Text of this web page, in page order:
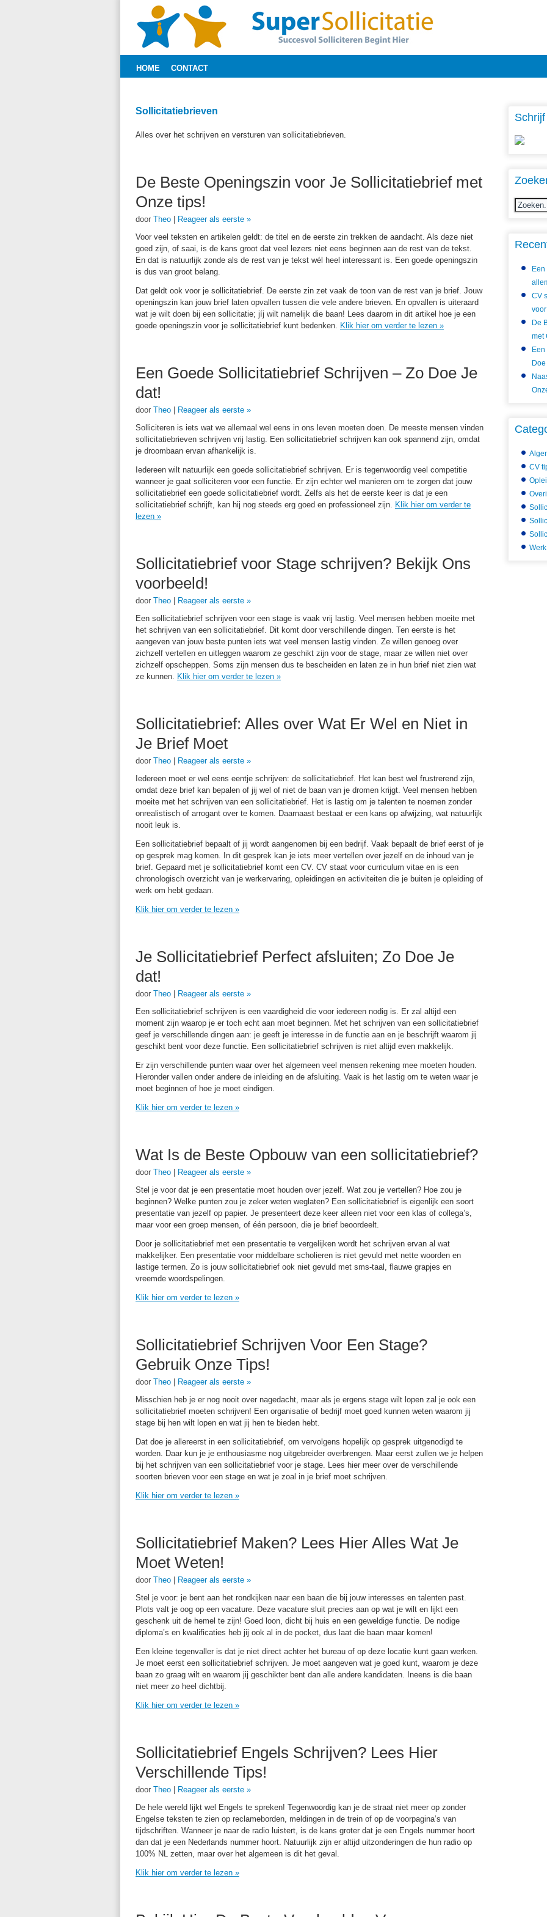
HOME CONTACT
Sollicitatiebrieven
Alles over het schrijven en versturen van sollicitatiebrieven.
De Beste Openingszin voor Je Sollicitatiebrief met
Onze tips!
door Theo
Reageer als eerste »
Voor veel teksten en artikelen geldt: de titel en de eerste zin trekken de aandacht. Als deze niet
goed zijn, of saai, is de kans groot dat veel lezers niet eens beginnen aan de rest van de tekst.
En dat is natuurlijk zonde als de rest van je tekst wél heel interessant is. Een goede openingszin
is dus van groot belang.
Dat geldt ook voor je sollicitatiebrief. De eerste zin zet vaak de toon van de rest van je brief. Jouw
openingszin kan jouw brief laten opvallen tussen die vele andere brieven. En opvallen is uiteraard
wat je wilt doen bij een sollicitatie; jíj wilt namelijk die baan! Lees daarom in dit artikel hoe je een
goede openingszin voor je sollicitatiebrief kunt bedenken. Klik hier om verder te lezen »
Een Goede Sollicitatiebrief Schrijven – Zo Doe Je
dat!
door Theo
Reageer als eerste »
Solliciteren is iets wat we allemaal wel eens in ons leven moeten doen. De meeste mensen vinden
sollicitatiebrieven schrijven vrij lastig. Een sollicitatiebrief schrijven kan ook spannend zijn, omdat
je droombaan ervan afhankelijk is.
Iedereen wilt natuurlijk een goede sollicitatiebrief schrijven. Er is tegenwoordig veel competitie
wanneer je gaat solliciteren voor een functie. Er zijn echter wel manieren om te zorgen dat jouw
sollicitatiebrief een goede sollicitatiebrief wordt. Zelfs als het de eerste keer is dat je een
sollicitatiebrief schrijft, kan hij nog steeds erg goed en professioneel zijn. Klik hier om verder te
lezen »
Sollicitatiebrief voor Stage schrijven? Bekijk Ons
voorbeeld!
door Theo
Reageer als eerste »
Een sollicitatiebrief schrijven voor een stage is vaak vrij lastig. Veel mensen hebben moeite met
het schrijven van een sollicitatiebrief. Dit komt door verschillende dingen. Ten eerste is het
aangeven van jouw beste punten iets wat veel mensen lastig vinden. Ze willen genoeg over
zichzelf vertellen en uitleggen waarom ze geschikt zijn voor de stage, maar ze willen niet over
zichzelf opscheppen. Soms zijn mensen dus te bescheiden en laten ze in hun brief niet zien wat
ze kunnen. Klik hier om verder te lezen »
Sollicitatiebrief: Alles over Wat Er Wel en Niet in
Je Brief Moet
door Theo
Reageer als eerste »
Iedereen moet er wel eens eentje schrijven: de sollicitatiebrief. Het kan best wel frustrerend zijn,
omdat deze brief kan bepalen of jij wel of niet de baan van je dromen krijgt. Veel mensen hebben
moeite met het schrijven van een sollicitatiebrief. Het is lastig om je talenten te noemen zonder
onrealistisch of arrogant over te komen. Daarnaast bestaat er een kans op afwijzing, wat natuurlijk
nooit leuk is.
Een sollicitatiebrief bepaalt of jij wordt aangenomen bij een bedrijf. Vaak bepaalt de brief eerst of je
op gesprek mag komen. In dit gesprek kan je iets meer vertellen over jezelf en de inhoud van je
brief. Gepaard met je sollicitatiebrief komt een CV. CV staat voor curriculum vitae en is een
chronologisch overzicht van je werkervaring, opleidingen en activiteiten die je buiten je opleiding of
werk om hebt gedaan.
Klik hier om verder te lezen »
Je Sollicitatiebrief Perfect afsluiten; Zo Doe Je
dat!
door Theo
Reageer als eerste »
Een sollicitatiebrief schrijven is een vaardigheid die voor iedereen nodig is. Er zal altijd een
moment zijn waarop je er toch echt aan moet beginnen. Met het schrijven van een sollicitatiebrief
geef je verschillende dingen aan: je geeft je interesse in de functie aan en je beschrijft waarom jij
geschikt bent voor deze functie. Een sollicitatiebrief schrijven is niet altijd even makkelijk.
Er zijn verschillende punten waar over het algemeen veel mensen rekening mee moeten houden.
Hieronder vallen onder andere de inleiding en de afsluiting. Vaak is het lastig om te weten waar je
moet beginnen of hoe je moet eindigen.
Klik hier om verder te lezen »
Wat Is de Beste Opbouw van een sollicitatiebrief?
door Theo
Reageer als eerste »
Stel je voor dat je een presentatie moet houden over jezelf. Wat zou je vertellen? Hoe zou je
beginnen? Welke punten zou je zeker weten weglaten? Een sollicitatiebrief is eigenlijk een soort
presentatie van jezelf op papier. Je presenteert deze keer alleen niet voor een klas of collega’s,
maar voor een groep mensen, of één persoon, die je brief beoordeelt.
Door je sollicitatiebrief met een presentatie te vergelijken wordt het schrijven ervan al wat
makkelijker. Een presentatie voor middelbare scholieren is niet gevuld met nette woorden en
lastige termen. Zo is jouw sollicitatiebrief ook niet gevuld met sms-taal, flauwe grapjes en
vreemde woordspelingen.
Klik hier om verder te lezen »
Sollicitatiebrief Schrijven Voor Een Stage?
Gebruik Onze Tips!
door Theo
Reageer als eerste »
Misschien heb je er nog nooit over nagedacht, maar als je ergens stage wilt lopen zal je ook een
sollicitatiebrief moeten schrijven! Een organisatie of bedrijf moet goed kunnen weten waarom jij
stage bij hen wilt lopen en wat jij hen te bieden hebt.
Dat doe je allereerst in een sollicitatiebrief, om vervolgens hopelijk op gesprek uitgenodigd te
worden. Daar kun je je enthousiasme nog uitgebreider overbrengen. Maar eerst zullen we je helpen
bij het schrijven van een sollicitatiebrief voor je stage. Lees hier meer over de verschillende
soorten brieven voor een stage en wat je zoal in je brief moet schrijven.
Klik hier om verder te lezen »
Sollicitatiebrief Maken? Lees Hier Alles Wat Je
Moet Weten!
door Theo
Reageer als eerste »
Stel je voor: je bent aan het rondkijken naar een baan die bij jouw interesses en talenten past.
Plots valt je oog op een vacature. Deze vacature sluit precies aan op wat je wilt en lijkt een
geschenk uit de hemel te zijn! Goed loon, dicht bij huis en een geweldige functie. De nodige
diploma’s en kwalificaties heb jij ook al in de pocket, dus laat die baan maar komen!
Een kleine tegenvaller is dat je niet direct achter het bureau of op deze locatie kunt gaan werken.
Je moet eerst een sollicitatiebrief schrijven. Je moet aangeven wat je goed kunt, waarom je deze
baan zo graag wilt en waarom jij geschikter bent dan alle andere kandidaten. Ineens is die baan
niet meer zo heel dichtbij.
Klik hier om verder te lezen »
Sollicitatiebrief Engels Schrijven? Lees Hier
Verschillende Tips!
door Theo
Reageer als eerste »
De hele wereld lijkt wel Engels te spreken! Tegenwoordig kan je de straat niet meer op zonder
Engelse teksten te zien op reclameborden, meldingen in de trein of op de voorpagina’s van
tijdschriften. Wanneer je naar de radio luistert, is de kans groter dat je een Engels nummer hoort
dan dat je een Nederlands nummer hoort. Natuurlijk zijn er altijd uitzonderingen die hun radio op
100% NL zetten, maar over het algemeen is dit het geval.
Klik hier om verder te lezen »
CV
De
met
CV